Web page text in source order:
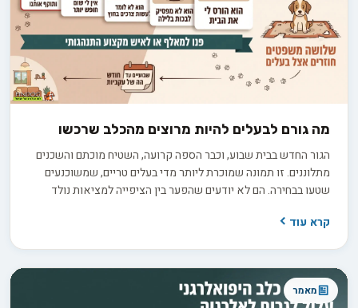
מה גורם לבעלים להיות מרוצים מהכלב שרכשו
הגור החדש בבית שבוע, וכבר הספה קרועה, השטיח מוכתם והשכנים
מתלוננים. זו תמונה שמוכרת ליותר מדי בעלים טריים, שמשוכנעים
שטעו בבחירה. הם לא יודעים שהפער בין הציפייה למציאות נולד
הן ששביעות רצון ארוכת טווח היא תוצאה של החלטות נכונות
קרא עוד
מאמר